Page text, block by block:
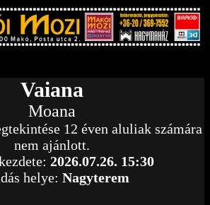
Vaiana
Moana
12 éven aluliak számára
nem ajánlott.
2026.07.26. 15:30
helye: Nagyterem